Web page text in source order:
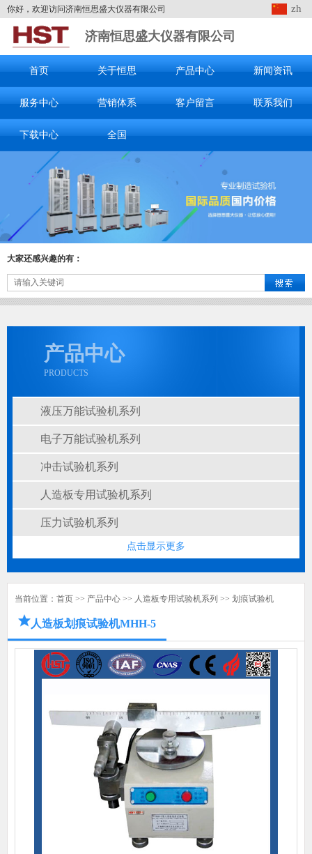
你好，欢迎访问济南恒思盛大仪器有限公司 zh
济南恒思盛大仪器有限公司
首页 关于恒思 产品中心 新闻资讯
服务中心 营销体系 客户留言 联系我们
下载中心 全国
大家还感兴趣的有：
产品中心
PRODUCTS
液压万能试验机系列
电子万能试验机系列
冲击试验机系列
人造板专用试验机系列
压力试验机系列
点击显示更多
当前位置： 首页 >> 产品中心 >> 人造板专用试验机系列 >> 划痕试验机
人造板划痕试验机MHH-5